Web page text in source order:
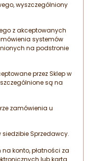
wyszczególniony
z akceptowanych
systemów
na podstronie
przez Sklep w
są na
zamówienia u
Sprzedawcy.
konto, płatności za